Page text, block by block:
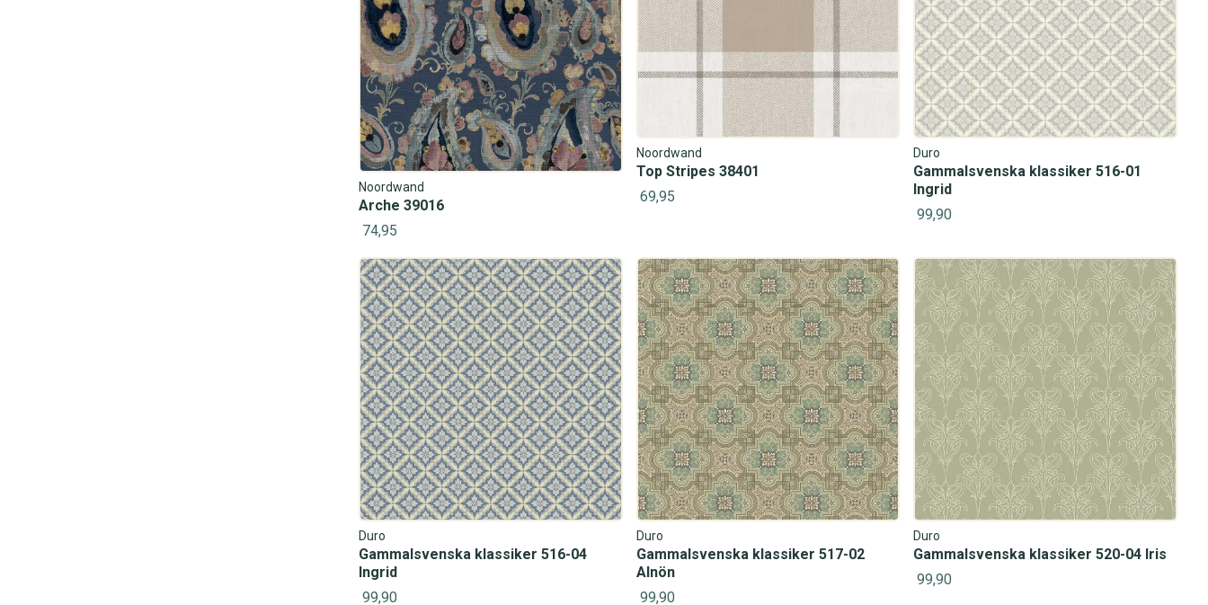
Noordwand
Arche 39016
74,95
Noordwand
Top Stripes 38401
69,95
Duro
Gammalsvenska klassiker 516-01
Ingrid
99,90
Duro
Gammalsvenska klassiker 516-04
Ingrid
99,90
Duro
Gammalsvenska klassiker 517-02
Alnön
99,90
Duro
Gammalsvenska klassiker 520-04 Iris
99,90